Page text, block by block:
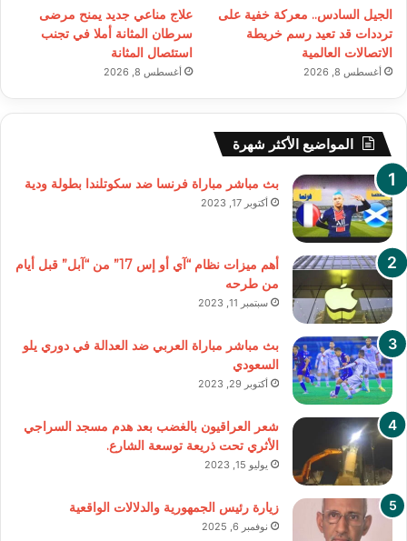
الجيل السادس.. معركة خفية على
ترددات قد تعيد رسم خريطة
الاتصالات العالمية
أغسطس 8, 2026
علاج مناعي جديد يمنح مرضى
سرطان المثانة أملا في تجنب
استئصال المثانة
أغسطس 8, 2026
المواضيع الأكثر شهرة
بث مباشر مباراة فرنسا ضد سكوتلندا بطولة ودية
أكتوبر 17, 2023
أهم ميزات نظام “آي أو إس 17” من “آبل” قبل أيام
من طرحه
سبتمبر 11, 2023
بث مباشر مباراة العربي ضد العدالة في دوري يلو
السعودي
أكتوبر 29, 2023
شعر العراقيون بالغضب بعد هدم مسجد السراجي
الأثري تحت ذريعة توسعة الشارع.
يوليو 15, 2023
زيارة رئيس الجمهورية والدلالات الواقعية
نوفمبر 6, 2025